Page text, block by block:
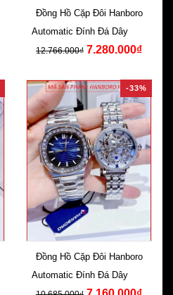
Đồng Hồ Cặp Đôi Hanboro
Automatic Đính Đá Dây Cao
Su Đen
12.766.000₫ 7.280.000₫
-33%
Đồng Hồ Cặp Đôi Hanboro
Automatic Đính Đá Dây Kim